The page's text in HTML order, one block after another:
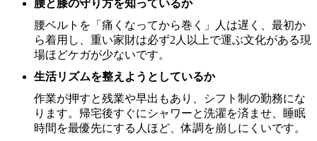
腰と膝の守り方を知っているか
腰ベルトを「痛くなってから巻く」人は遅く、最初か
ら着用し、重い家財は必ず2人以上で運ぶ文化がある現
場ほどケガが少ないです。
生活リズムを整えようとしているか
作業が押すと残業や早出もあり、シフト制の勤務にな
ります。帰宅後すぐにシャワーと洗濯を済ませ、睡眠
時間を最優先にする人ほど、体調を崩しにくいです。